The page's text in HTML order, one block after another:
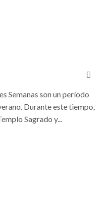
Semanas son un período
Durante este tiempo,
Sagrado y...